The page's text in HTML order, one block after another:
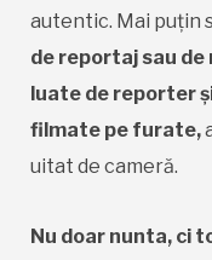
autentic. Mai puțin
de reportaj sau
luate de reporter
filmate pe furate,
uitat de cameră.
Nu doar nunta, ci